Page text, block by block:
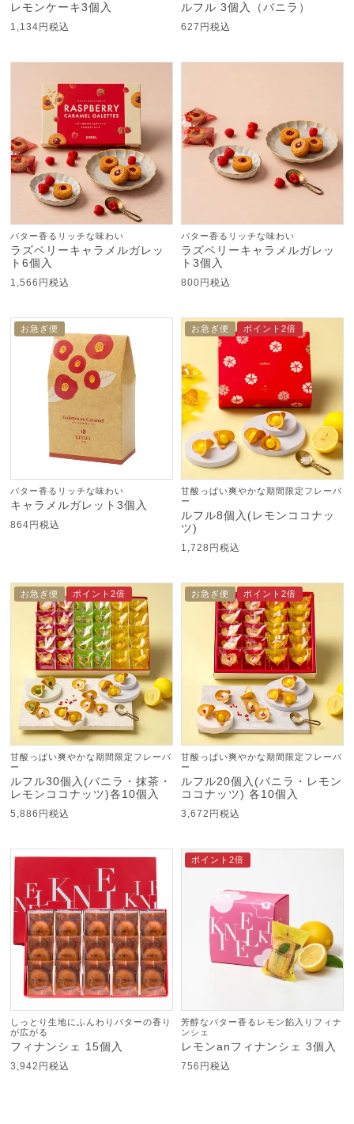
レモンケーキ3個入
1,134 税込
ルフル 3個入（バニラ）
627 税込
バター香るリッチな味わい
ラズベリーキャラメルガレッ
ト6個入
1,566 税込
バター香るリッチな味わい
ラズベリーキャラメルガレッ
ト3個入
800 税込
お急ぎ便
バター香るリッチな味わい
キャラメルガレット3個入
864 税込
お急ぎ便 ポイント2倍
甘酸っぱい爽やかな期間限定フレーバ
ー
ルフル8個入(レモンココナッ
ツ)
1,728 税込
お急ぎ便 ポイント2倍
甘酸っぱい爽やかな期間限定フレーバ
ー
ルフル30個入(バニラ・抹茶・
レモンココナッツ)各10個入
5,886 税込
お急ぎ便 ポイント2倍
甘酸っぱい爽やかな期間限定フレーバ
ー
ルフル20個入(バニラ・レモン
ココナッツ) 各10個入
3,672 税込
しっとり生地にふんわりバターの香り
が広がる
フィナンシェ 15個入
3,942 税込
ポイント2倍
芳醇なバター香るレモン餡入りフィナ
ンシェ
レモンanフィナンシェ 3個入
756 税込